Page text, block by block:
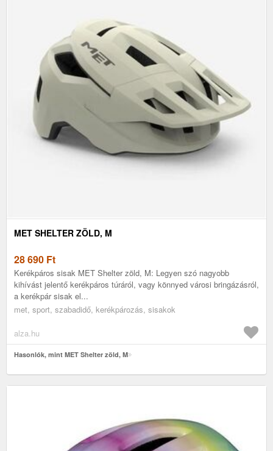
MET SHELTER ZÖLD, M
28 690 Ft
Kerékpáros sisak MET Shelter zöld, M: Legyen szó nagyobb
kihívást jelentő kerékpáros túráról, vagy könnyed városi bringázásról,
a kerékpár sisak el...
met, sport, szabadidő, kerékpározás, sisakok
alza.hu
Hasonlók, mint MET Shelter zöld, M